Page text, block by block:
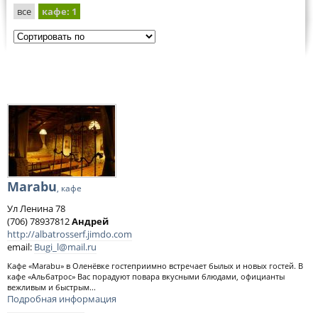
все кафе: 1
Marabu, кафе
Ул Ленина 78
(706) 78937812Андрей
http://albatrosserf.jimdo.com
email: Bugi_l@mail.ru
Кафе «Marabu» в Оленёвке гостеприимно встречает былых и новых гостей. В
кафе «Альбатрос» Вас порадуют повара вкусными блюдами, официанты
вежливым и быстрым...
Подробная информация